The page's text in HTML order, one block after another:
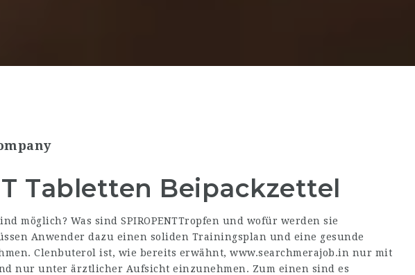
Tabletten Beipackzettel
möglich? Was sind SPIROPENTTropfen und wofür werden sie
Anwender dazu einen soliden Trainingsplan und eine gesunde
Clenbuterol ist, wie bereits erwähnt, www.searchmerajob.in nur mit
nur unter ärztlicher Aufsicht einzunehmen. Zum einen sind es